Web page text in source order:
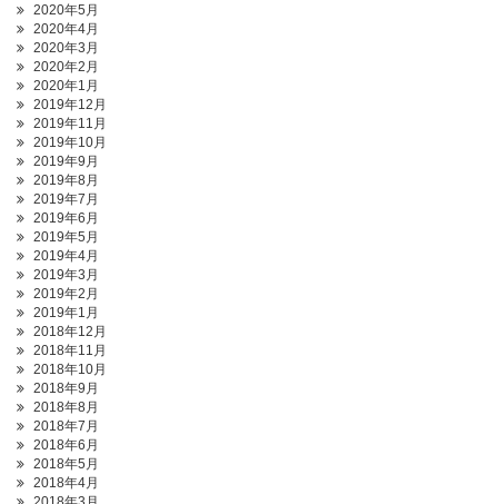
2020年5月
2020年4月
2020年3月
2020年2月
2020年1月
2019年12月
2019年11月
2019年10月
2019年9月
2019年8月
2019年7月
2019年6月
2019年5月
2019年4月
2019年3月
2019年2月
2019年1月
2018年12月
2018年11月
2018年10月
2018年9月
2018年8月
2018年7月
2018年6月
2018年5月
2018年4月